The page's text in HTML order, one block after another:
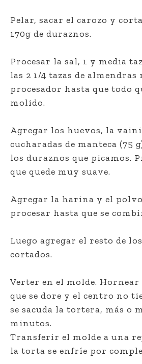
Pelar, sacar el carozo y
170g de duraznos.
Procesar la sal, 1 y media
las 2 1/4 tazas de
procesador hasta que todo
molido.
Agregar los huevos, la
cucharadas de manteca (75
los duraznos que picamos.
que quede muy suave.
Agregar la harina y el
procesar hasta que se
Luego agregar el resto de
cortados.
Verter en el molde.
que se dore y el centro no
se sacuda la tortera, más o
minutos.
Transferir el molde a una
la torta se enfríe por